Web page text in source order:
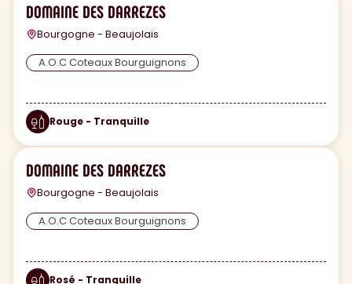
DOMAINE DES DARREZES
Bourgogne - Beaujolais
A.O.C Coteaux Bourguignons
Rouge - Tranquille
DOMAINE DES DARREZES
Bourgogne - Beaujolais
A.O.C Coteaux Bourguignons
Rosé - Tranquille